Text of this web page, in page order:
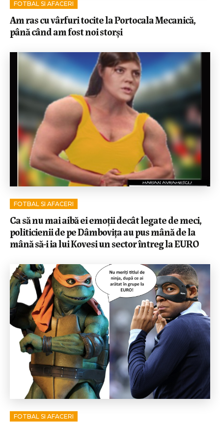
FOTBAL SI AFACERI
Am ras cu vârfuri tocite la Portocala Mecanică,
până când am fost noi storși
FOTBAL SI AFACERI
Ca să nu mai aibă ei emoții decât legate de meci,
politicienii de pe Dâmbovița au pus mână de la
mână să-i ia lui Kovesi un sector întreg la EURO
FOTBAL SI AFACERI